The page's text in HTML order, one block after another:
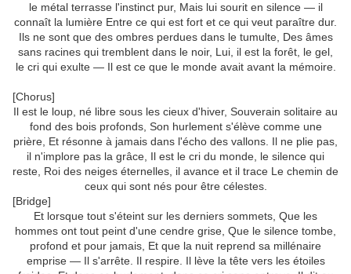
le métal terrasse l'instinct pur, Mais lui sourit en silence — il
connaît la lumière Entre ce qui est fort et ce qui veut paraître dur.
Ils ne sont que des ombres perdues dans le tumulte, Des âmes
sans racines qui tremblent dans le noir, Lui, il est la forêt, le gel,
le cri qui exulte — Il est ce que le monde avait avant la mémoire.
[Chorus]
Il est le loup, né libre sous les cieux d'hiver, Souverain solitaire au
fond des bois profonds, Son hurlement s'élève comme une
prière, Et résonne à jamais dans l'écho des vallons. Il ne plie pas,
il n'implore pas la grâce, Il est le cri du monde, le silence qui
reste, Roi des neiges éternelles, il avance et il trace Le chemin de
ceux qui sont nés pour être célestes.
[Bridge]
Et lorsque tout s'éteint sur les derniers sommets, Que les
hommes ont tout peint d'une cendre grise, Que le silence tombe,
profond et pour jamais, Et que la nuit reprend sa millénaire
emprise — Il s'arrête. Il respire. Il lève la tête vers les étoiles